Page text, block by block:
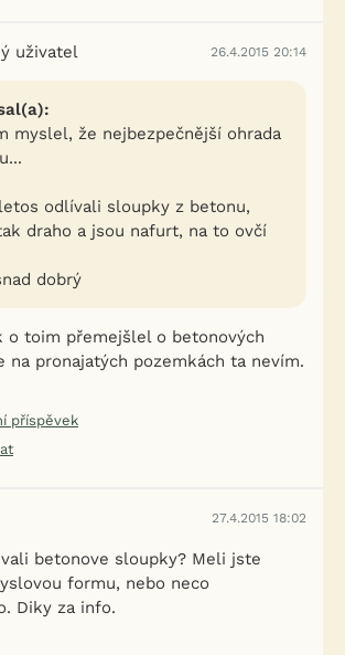
uživatel 26.4.2015 20:14
myslel, že nejbezpečnější ohrada
odlívali sloupky z betonu,
draho a jsou nafurt, na to ovčí
dobrý
o toim přemejšlel o betonových
na pronajatých pozemkách ta nevím.
příspěvek
27.4.2015 18:02
betonove sloupky? Meli jste
formu, nebo neco
Diky za info.